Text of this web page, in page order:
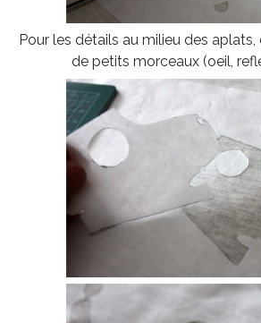
Pour les détails au milieu des
de petits morceaux (oeil,